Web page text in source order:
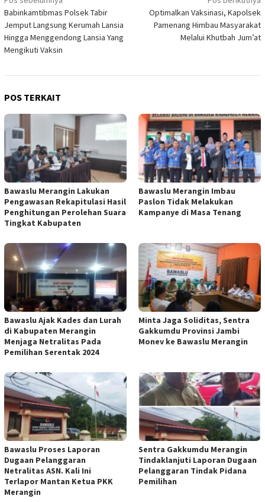
pos
Babinkamtibmas Polsek Tabir
Jemput Langsung Kerumah Lansia
Hingga Menggendong Lansia Yang
Mengikuti Vaksin
Optimalkan Vaksinasi, Kapolsek
Pamenang Himbau Masyarakat
Melalui Khutbah Jum’at
POS TERKAIT
Bawaslu Merangin Lakukan
Pengawasan Rekapitulasi Hasil
Penghitungan Perolehan Suara
Tingkat Kabupaten
Bawaslu Merangin Imbau
Paslon Tidak Melakukan
Kampanye di Masa Tenang
Bawaslu Ajak Kades dan Lurah
di Kabupaten Merangin
Menjaga Netralitas Pada
Pemilihan Serentak 2024
Minta Jaga Soliditas, Sentra
Gakkumdu Provinsi Jambi
Monev ke Bawaslu Merangin
Bawaslu Proses Laporan
Dugaan Pelanggaran
Netralitas ASN. Kali Ini
Terlapor Mantan Ketua PKK
Merangin
Sentra Gakkumdu Merangin
Tindaklanjuti Laporan Dugaan
Pelanggaran Tindak Pidana
Pemilihan